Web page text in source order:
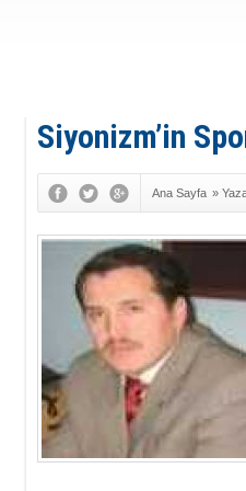
Siyonizm’in
Ana Sayfa »